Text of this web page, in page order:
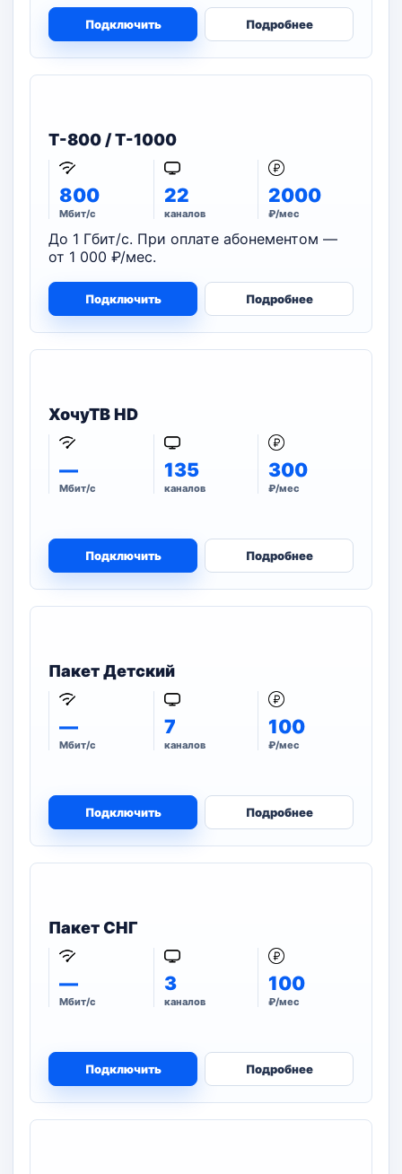
Подключить Подробнее
T-800 / T-1000
800
Мбит/с
22
каналов
2000
₽/мес
До 1 Гбит/с. При оплате абонементом —
от 1 000 ₽/мес.
Подключить Подробнее
ХочуТВ HD
—
Мбит/с
135
каналов
300
₽/мес
Подключить Подробнее
Пакет Детский
—
Мбит/с
7
каналов
100
₽/мес
Подключить Подробнее
Пакет СНГ
—
Мбит/с
3
каналов
100
₽/мес
Подключить Подробнее